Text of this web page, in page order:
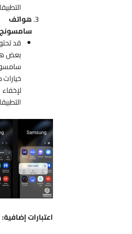
التطبيقات.
هواتف
سامسونج:
قد تحتوي
بعض هواتف
سامسونج على
خيارات مدمجة
التطبيقات.
اعتبارات إضافية: